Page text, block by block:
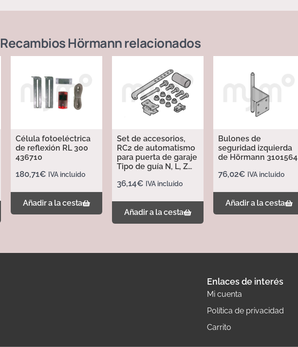
Recambios Hörmannrelacionados
Célula fotoeléctrica
de reflexión RL 300
436710
180,71€ IVA incluido
Añadir a la cesta
Set de accesorios,
RC2 de automatismo
para puerta de garaje
Tipo de guía N, L, Z
36,14€ IVA incluido
Añadir a la cesta
Bulones de
seguridad izquierda
de Hörmann 3101564
76,02€ IVA incluido
Añadir a la cesta
Enlaces de interés
Mi cuenta
Política de privacidad
Carrito